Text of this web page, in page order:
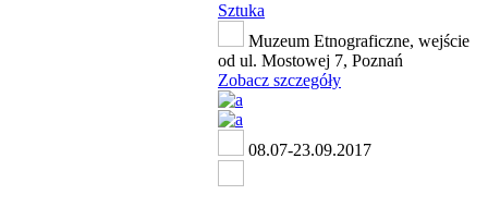
Sztuka
Muzeum Etnograficzne, wejście
od ul. Mostowej 7, Poznań
Zobacz szczegóły
08.07-23.09.2017